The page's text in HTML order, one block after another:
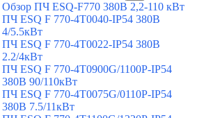
Обзор ПЧ ESQ-F770 380В 2,2-110 кВт
ПЧ ESQ F 770-4T0040-IP54 380В
4/5.5кВт
ПЧ ESQ F 770-4T0022-IP54 380В
2.2/4кВт
ПЧ ESQ F 770-4Т0900G/1100P-IP54
380В 90/110кВт
ПЧ ESQ F 770-4T0075G/0110P-IP54
380В 7.5/11кВт